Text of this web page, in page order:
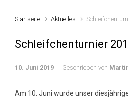
Startseite Aktuelles
Schleifchenturnier
10. Juni 2019 Geschrieben von
Am 10. Juni wurde unser